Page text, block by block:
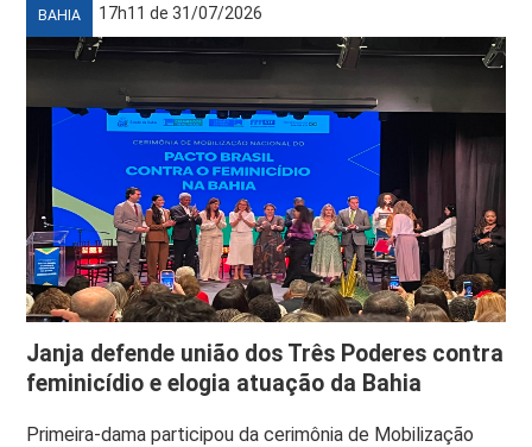
BAHIA 17h11 de 31/07/2026
Janja defende união dos Três Poderes contra
feminicídio e elogia atuação da Bahia
Primeira-dama participou da cerimônia de Mobilização